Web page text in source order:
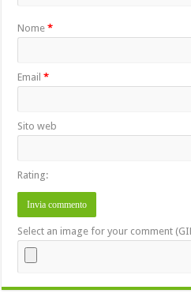
Nome*
Email*
Sito web
Rating:
Select an image for your comment (GIF,